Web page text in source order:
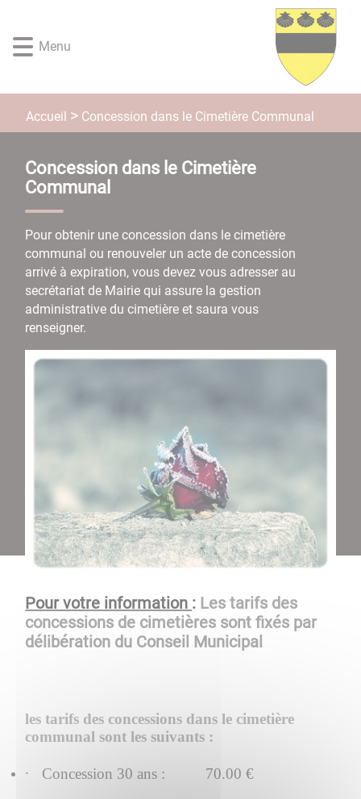
rapide
rapide
rapide
rapide
page
Menu
Accueil Concession dans le Cimetière Communal
Concession dans le Cimetière
Communal
Pour obtenir une concession dans le cimetière
communal ou renouveler un acte de concession
arrivé à expiration, vous devez vous adresser au
secrétariat de Mairie qui assure la gestion
administrative du cimetière et saura vous
renseigner.
Pour votre information : Les tarifs des
concessions de cimetières sont fixés par
délibération du Conseil Municipal
les tarifs des concessions dans le cimetière
communal sont les suivants :
· Concession 30 ans : 70.00 €